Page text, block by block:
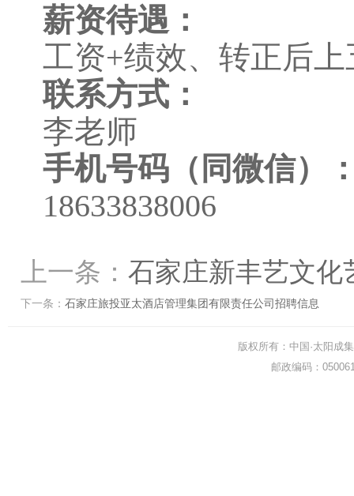
薪资待遇：
工资+绩效、转正后
联系方式：
李老师
手机号码（同微信）
18633838006
上一条： 石家庄新丰艺文化
下一条： 石家庄旅投亚太酒店管理集团有限责任公司招聘信息
版权所有：中国·太阳成
邮政编码：